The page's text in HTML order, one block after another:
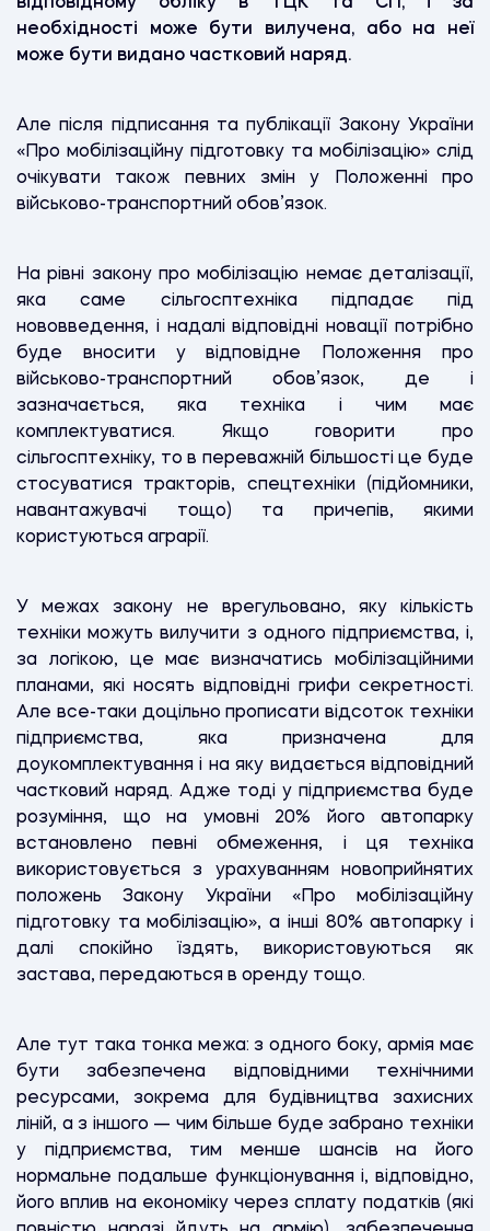
необхідності може бути вилучена, або на неї
може бути видано частковий наряд.
Але після підписання та публікації Закону України
«Про мобілізаційну підготовку та мобілізацію» слід
очікувати також певних змін у Положенні про
військово-транспортний обов’язок.
На рівні закону про мобілізацію немає деталізації,
яка саме сільгосптехніка підпадає під
нововведення, і надалі відповідні новації потрібно
буде вносити у відповідне Положення про
військово-транспортний обов’язок, де і
зазначається, яка техніка і чим має
комплектуватися. Якщо говорити про
сільгосптехніку, то в переважній більшості це буде
стосуватися тракторів, спецтехніки (підйомники,
навантажувачі тощо) та причепів, якими
користуються аграрії.
У межах закону не врегульовано, яку кількість
техніки можуть вилучити з одного підприємства, і,
за логікою, це має визначатись мобілізаційними
планами, які носять відповідні грифи секретності.
Але все-таки доцільно прописати відсоток техніки
підприємства, яка призначена для
доукомплектування і на яку видається відповідний
частковий наряд. Адже тоді у підприємства буде
розуміння, що на умовні 20% його автопарку
встановлено певні обмеження, і ця техніка
використовується з урахуванням новоприйнятих
положень Закону України «Про мобілізаційну
підготовку та мобілізацію», а інші 80% автопарку і
далі спокійно їздять, використовуються як
застава, передаються в оренду тощо.
Але тут така тонка межа: з одного боку, армія має
бути забезпечена відповідними технічними
ресурсами, зокрема для будівництва захисних
ліній, а з іншого — чим більше буде забрано техніки
у підприємства, тим менше шансів на його
нормальне подальше функціонування і, відповідно,
його вплив на економіку через сплату податків (які